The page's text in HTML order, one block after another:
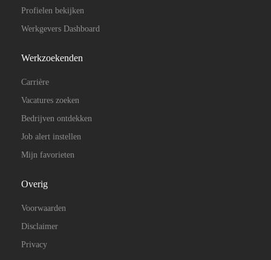
Profielen bekijken
Werkgevers Dashboard
Werkzoekenden
Carrière
Vacatures zoeken
Bedrijven ontdekken
Job alert instellen
Mijn favorieten
Overig
Voorwaarden
Disclaimer
Privacy